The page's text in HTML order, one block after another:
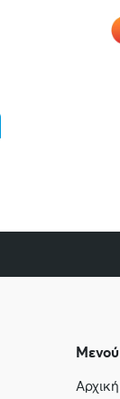
Μενού
Αρχική